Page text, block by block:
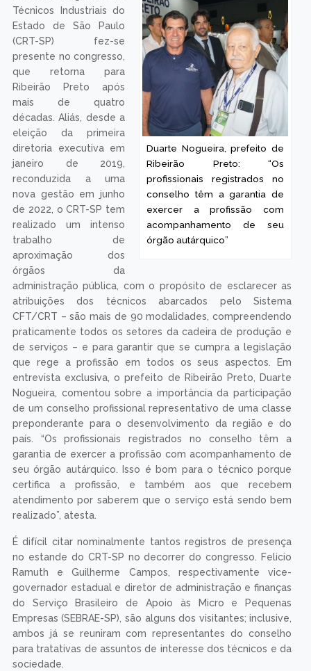
Duarte Nogueira, prefeito de
Ribeirão Preto: “Os
profissionais registrados no
conselho têm a garantia de
exercer a profissão com
acompanhamento de seu
órgão autárquico”
Técnicos Industriais do
Estado de São Paulo
(CRT-SP) fez-se
presente no congresso,
que retorna para
Ribeirão Preto após
mais de quatro
décadas. Aliás, desde a
eleição da primeira
diretoria executiva em
janeiro de 2019,
reconduzida a uma
nova gestão em junho
de 2022, o CRT-SP tem
realizado um intenso
trabalho de
aproximação dos
órgãos da
administração pública, com o propósito de esclarecer as
atribuições dos técnicos abarcados pelo Sistema
CFT/CRT – são mais de 90 modalidades, compreendendo
praticamente todos os setores da cadeira de produção e
de serviços – e para garantir que se cumpra a legislação
que rege a profissão em todos os seus aspectos. Em
entrevista exclusiva, o prefeito de Ribeirão Preto, Duarte
Nogueira, comentou sobre a importância da participação
de um conselho profissional representativo de uma classe
preponderante para o desenvolvimento da região e do
país. “Os profissionais registrados no conselho têm a
garantia de exercer a profissão com acompanhamento de
seu órgão autárquico. Isso é bom para o técnico porque
certifica a profissão, e também aos que recebem
atendimento por saberem que o serviço está sendo bem
realizado”, atesta.
É difícil citar nominalmente tantos registros de presença
no estande do CRT-SP no decorrer do congresso. Felicio
Ramuth e Guilherme Campos, respectivamente vice-
governador estadual e diretor de administração e finanças
do Serviço Brasileiro de Apoio às Micro e Pequenas
Empresas (SEBRAE-SP), são alguns dos visitantes; inclusive,
ambos já se reuniram com representantes do conselho
para tratativas de assuntos de interesse dos técnicos e da
sociedade.